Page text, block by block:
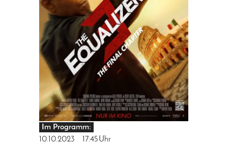
Im Programm:
10.10.2023
17:45Uhr